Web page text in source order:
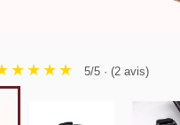
5/5 · (2 avis)